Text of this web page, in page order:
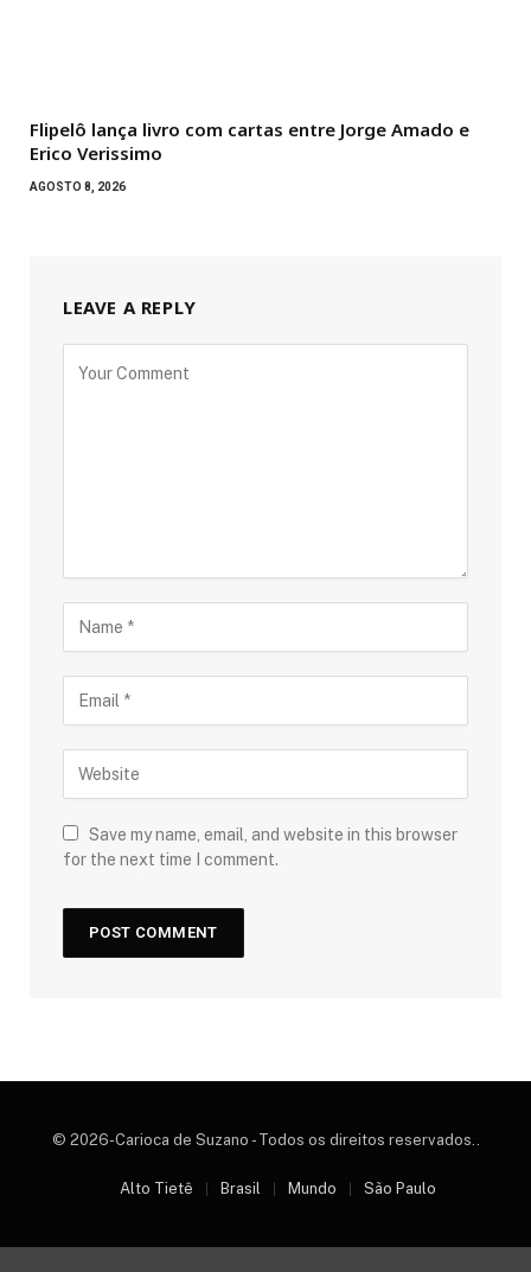
Flipelô lança livro com cartas entre Jorge Amado e
Erico Verissimo
AGOSTO 8, 2026
LEAVE A REPLY
Save my name, email, and website in this browser
for the next time I comment.
© 2026-Carioca de Suzano - Todos os direitos reservados..
Alto Tietê Brasil Mundo São Paulo